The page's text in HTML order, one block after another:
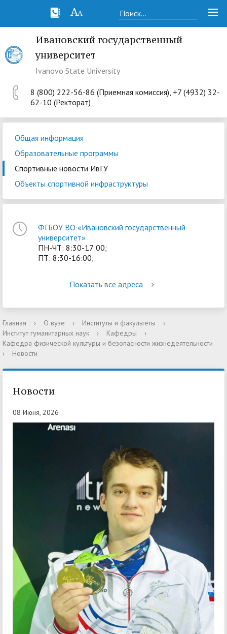
Ивановский государственный
университет
Ivanovo State University
8 (800) 222-56-86 (Приемная комиссия), +7 (4932) 32-
62-10 (Ректорат)
Общая информация
Образовательные программы
Спортивные новости ИвГУ
Объекты спортивной инфраструктуры
ФГБОУ ВО «Ивановский государственный
университет»
ПН-ЧТ: 8:30-17:00;
ПТ: 8:30-16:00;
Показать все адреса
Главная › О вузе › Институты и факультеты
›
Институт гуманитарных наук
› Кафедры
›
Кафедра физической культуры и безопасности жизнедеятельности
›
Новости
Новости
08 Июня, 2026